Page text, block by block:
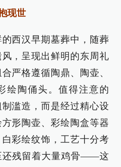
现世
西汉早期墓葬中，随葬
，呈现出鲜明的东周礼
严格遵循陶鼎、陶壶、
绘陶俑头。值得注意的
滥造，而是经过精心设
形陶壶、彩绘陶盒等器
彩绘纹饰，工艺十分考
还残留着大量鸡骨——这